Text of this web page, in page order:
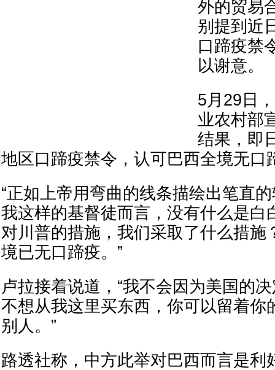
外的贸易
别提到近
口蹄疫禁
以谢意。
5月29日
业农村部
结果，即
地区口蹄疫禁令，认可巴西全境无口
“正如上帝用弯曲的线条描绘出笔直
我这样的基督徒而言，没有什么是白
对川普的措施，我们采取了什么措施
境已无口蹄疫。”
卢拉接着说道，“我不会因为美国的
不想从我这里买东西，你可以留着你
别人。”
路透社称，中方此举对巴西而言是利